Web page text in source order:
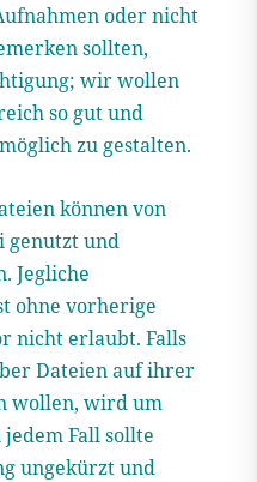
oder nicht
sollten,
wir wollen
so gut und
zu gestalten.
können von
genutzt und
Jegliche
ohne vorherige
nicht erlaubt. Falls
Dateien auf ihrer
wollen, wird um
Fall sollte
ungekürzt und